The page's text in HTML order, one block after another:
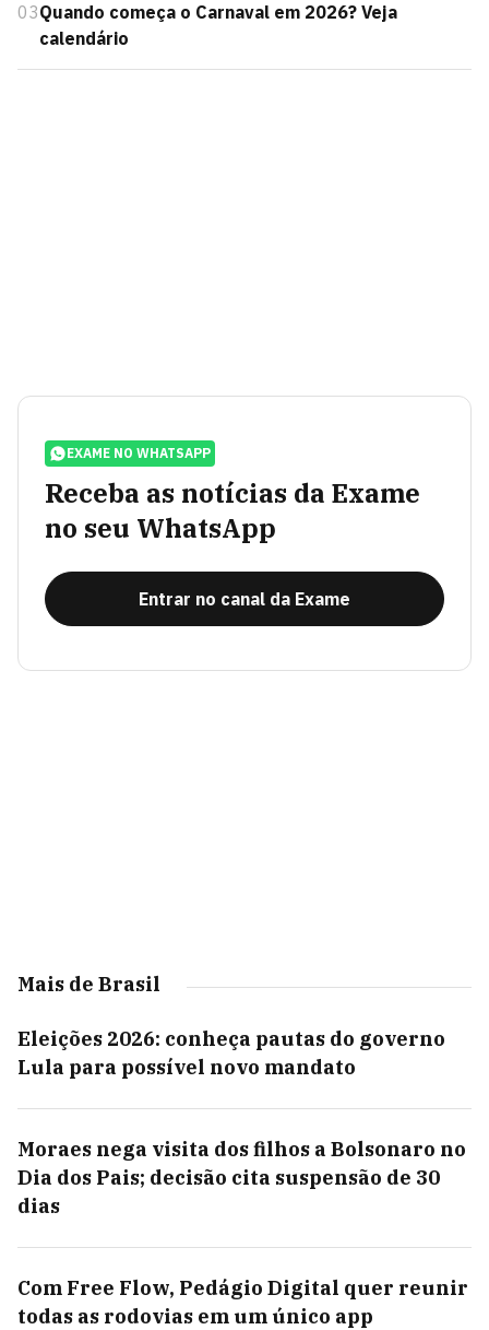
03Quando começa o Carnaval em 2026? Veja
calendário
EXAME NO WHATSAPP
Receba as notícias da Exame
no seu WhatsApp
Entrar no canal da Exame
Mais de Brasil
Eleições 2026: conheça pautas do governo
Lula para possível novo mandato
Moraes nega visita dos filhos a Bolsonaro no
Dia dos Pais; decisão cita suspensão de 30
dias
Com Free Flow, Pedágio Digital quer reunir
todas as rodovias em um único app